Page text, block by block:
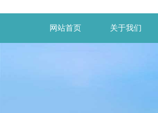
网站首页 关于我们